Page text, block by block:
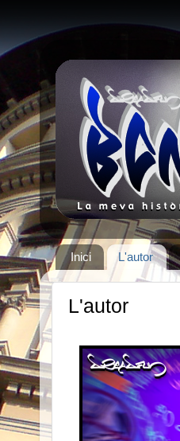
Inici L'autor
L'autor